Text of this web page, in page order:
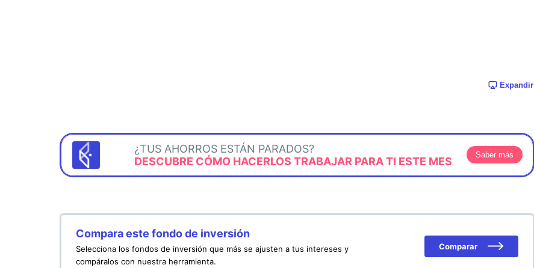
Expandir
¿TUS AHORROS ESTÁN PARADOS?
DESCUBRE CÓMO HACERLOS TRABAJAR PARA TI ESTE MES
Saber más
Compara este fondo de inversión
Selecciona los fondos de inversión que más se ajusten a tus intereses y
compáralos con nuestra herramienta.
Comparar